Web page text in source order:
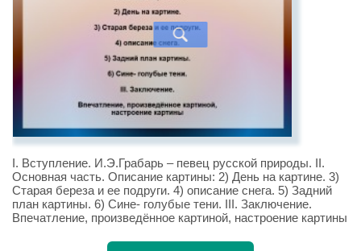
I. Вступление. И.Э.Грабарь – певец русской природы. II.
Основная часть. Описание картины: 2) День на картине. 3)
Старая береза и ее подруги. 4) описание снега. 5) Задний
план картины. 6) Сине- голубые тени. III. Заключение.
Впечатление, произведённое картиной, настроение картины